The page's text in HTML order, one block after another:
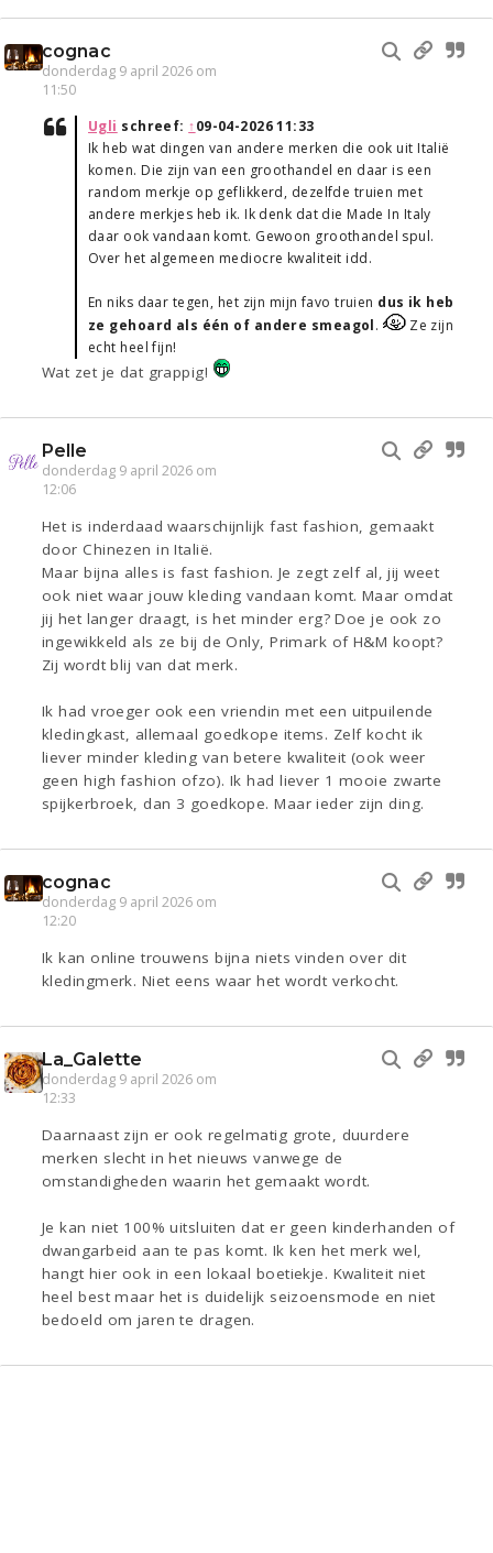
cognac
donderdag 9 april 2026 om
11:50
Ugli schreef: ↑09-04-2026 11:33
Ik heb wat dingen van andere merken die ook uit Italië
komen. Die zijn van een groothandel en daar is een
random merkje op geflikkerd, dezelfde truien met
andere merkjes heb ik. Ik denk dat die Made In Italy
daar ook vandaan komt. Gewoon groothandel spul.
Over het algemeen mediocre kwaliteit idd.
En niks daar tegen, het zijn mijn favo truien dus ik heb
ze gehoard als één of andere smeagol.
Ze zijn
echt heel fijn!
Wat zet je dat grappig!
Pelle
donderdag 9 april 2026 om
12:06
Het is inderdaad waarschijnlijk fast fashion, gemaakt
door Chinezen in Italië.
Maar bijna alles is fast fashion. Je zegt zelf al, jij weet
ook niet waar jouw kleding vandaan komt. Maar omdat
jij het langer draagt, is het minder erg? Doe je ook zo
ingewikkeld als ze bij de Only, Primark of H&M koopt?
Zij wordt blij van dat merk.
Ik had vroeger ook een vriendin met een uitpuilende
kledingkast, allemaal goedkope items. Zelf kocht ik
liever minder kleding van betere kwaliteit (ook weer
geen high fashion ofzo). Ik had liever 1 mooie zwarte
spijkerbroek, dan 3 goedkope. Maar ieder zijn ding.
cognac
donderdag 9 april 2026 om
12:20
Ik kan online trouwens bijna niets vinden over dit
kledingmerk. Niet eens waar het wordt verkocht.
La_Galette
donderdag 9 april 2026 om
12:33
Daarnaast zijn er ook regelmatig grote, duurdere
merken slecht in het nieuws vanwege de
omstandigheden waarin het gemaakt wordt.
Je kan niet 100% uitsluiten dat er geen kinderhanden of
dwangarbeid aan te pas komt. Ik ken het merk wel,
hangt hier ook in een lokaal boetiekje. Kwaliteit niet
heel best maar het is duidelijk seizoensmode en niet
bedoeld om jaren te dragen.